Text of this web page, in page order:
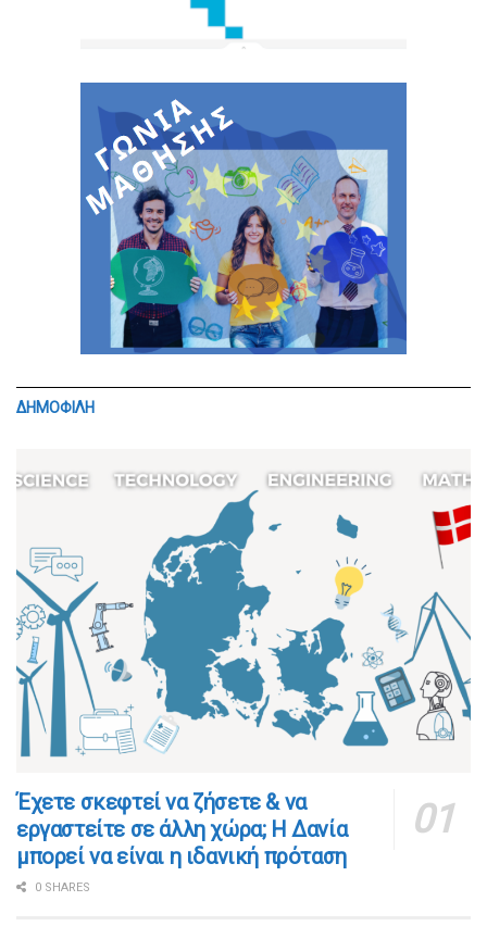
ΔΗΜΟΦΙΛΗ
​​Έχετε σκεφτεί να ζήσετε & να
εργαστείτε σε άλλη χώρα; Η Δανία
μπορεί να είναι η ιδανική πρόταση
0 SHARES